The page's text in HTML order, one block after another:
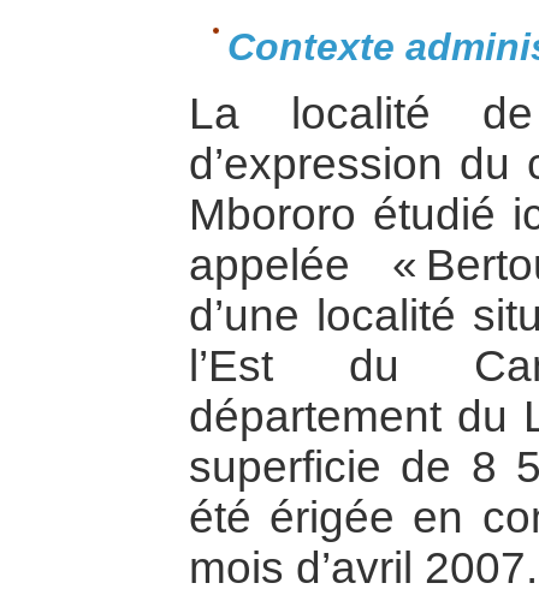
Contexte
La localité
d’expression
Mbororo étudié
appelée «
d’une localité
l’Est du
département du
superficie de 8
été érigée en
mois d’avril 2007.